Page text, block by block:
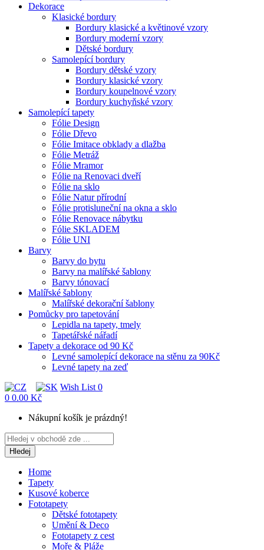
Dekorace
Klasické bordury
Bordury klasické a květinové vzory
Bordury moderní vzory
Dětské bordury
Samolepící bordury
Bordury dětské vzory
Bordury klasické vzory
Bordury koupelnové vzory
Bordury kuchyňské vzory
Samolepící tapety
Fólie Design
Fólie Dřevo
Fólie Imitace obklady a dlažba
Fólie Metráž
Fólie Mramor
Fólie na Renovaci dveří
Fólie na sklo
Fólie Natur přírodní
Fólie protisluneční na okna a sklo
Fólie Renovace nábytku
Fólie SKLADEM
Fólie UNI
Barvy
Barvy do bytu
Barvy na malířské šablony
Barvy tónovací
Malířské šablony
Malířské dekorační šablony
Pomůcky pro tapetování
Lepidla na tapety, tmely
Tapetářské nářadí
Tapety a dekorace od 90 Kč
Levné samolepící dekorace na stěnu za 90Kč
Levné tapety na zeď
Wish List 0
0 0.00 Kč
Nákupní košík je prázdný!
Hledej
Home
Tapety
Kusové koberce
Fototapety
Dětské fototapety
Umění & Deco
Fototapety z cest
Moře & Pláže